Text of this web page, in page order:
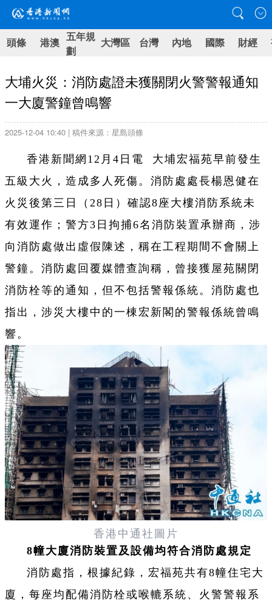
頭條 港澳 五年規
劃
大灣區 台灣 內地 國際 財經
大埔火災：消防處證未獲關閉火警警報通知
一大廈警鐘曾鳴響
2025-12-04 10:40 | 稿件來源：星島頭條
香港新聞網12月4日電 大埔宏福苑早前發生
五級大火，造成多人死傷。消防處處長楊恩健在
火災後第三日（28日）確認8座大樓消防系統未
有效運作；警方3日拘捕6名消防裝置承辦商，涉
向消防處做出虛假陳述，稱在工程期間不會關上
警鐘。消防處回覆媒體查詢稱，曾接獲屋苑關閉
消防栓等的通知，但不包括警報係統。消防處也
指出，涉災大樓中的一棟宏新閣的警報係統曾鳴
響。
香港中通社圖片
8幢大廈消防裝置及設備均符合消防處規定
消防處指，根據紀錄，宏福苑共有8幢住宅大
廈，每座均配備消防栓或喉轆系統、火警警報系